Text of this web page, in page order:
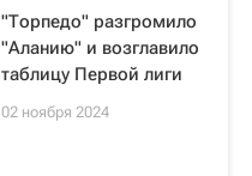
"Торпедо" разгромило
"Аланию" и возглавило
таблицу Первой лиги
02 ноября 2024